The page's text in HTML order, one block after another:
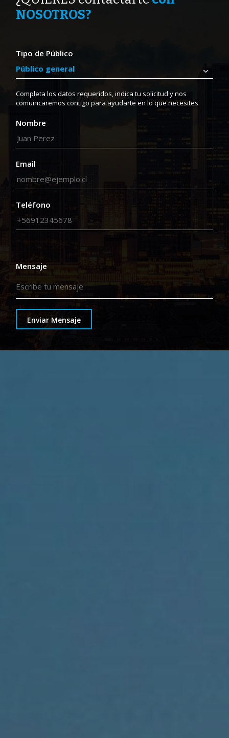
NOSOTROS?
Tipo de Público
Completa los datos requeridos, indica tu solicitud y nos
comunicaremos contigo para ayudarte en lo que necesites
Nombre
Email
Teléfono
Mensaje